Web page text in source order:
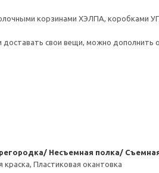
корзинами ХЭЛПА,
свои вещи, можно
Несъемная полка/
Пластиковая окантовка